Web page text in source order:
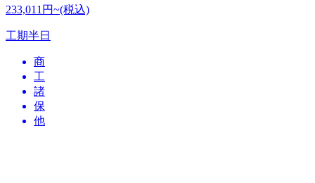
233,011円~(税込)
工期半日
商
工
諸
保
他